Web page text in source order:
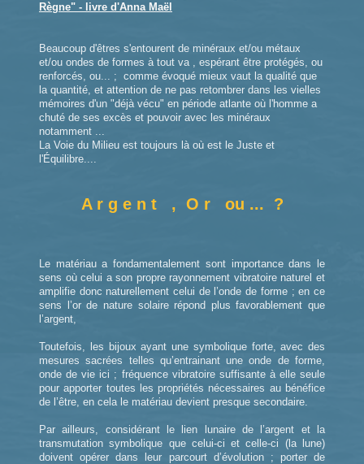
Règne" - livre d'Anna Maël
Beaucoup d'êtres s'entourent de minéraux et/ou métaux
et/ou ondes de formes à tout va , espérant être protégés, ou
renforcés, ou... ; comme évoqué mieux vaut la qualité que
la quantité, et attention de ne pas retombrer dans les vielles
mémoires d'un "déjà vécu" en période atlante où l'homme a
chuté de ses excès et pouvoir avec les minéraux
notamment ...
La Voie du Milieu est toujours là où est le Juste et
l'Équilibre....
A r g e n t , O r ou ... ?
Le matériau a fondamentalement sont importance dans le
sens où celui a son propre rayonnement vibratoire naturel et
amplifie donc naturellement celui de l’onde de forme ; en ce
sens l’or de nature solaire répond plus favorablement que
l’argent,
Toutefois, les bijoux ayant une symbolique forte, avec des
mesures sacrées telles qu’entrainant une onde de forme,
onde de vie ici ; fréquence vibratoire suffisante à elle seule
pour apporter toutes les propriétés nécessaires au bénéfice
de l’être, en cela le matériau devient presque secondaire.
Par ailleurs, considérant le lien lunaire de l’argent et la
transmutation symbolique que celui-ci et celle-ci (la lune)
doivent opérer dans leur parcourt d’évolution ; porter de